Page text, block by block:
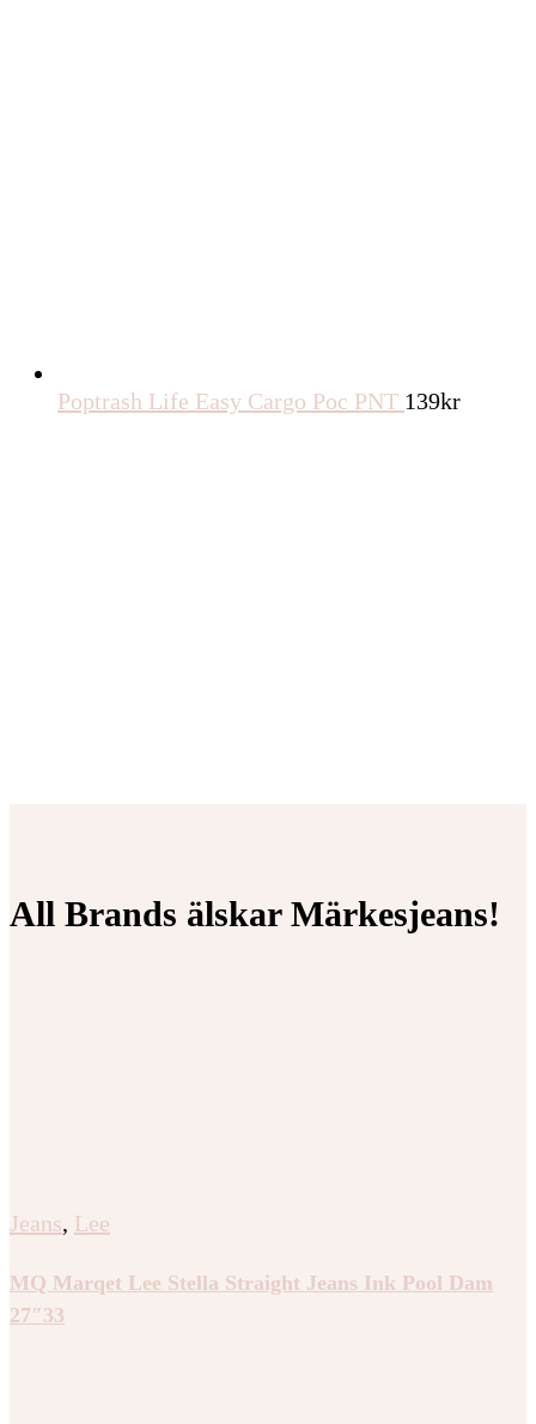
Poptrash Life Easy Cargo Poc PNT 139kr
All Brands älskar Märkesjeans!
Jeans, Lee
MQ Marqet Lee Stella Straight Jeans Ink Pool Dam
27″33